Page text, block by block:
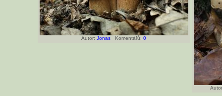
Autor: Jonas Komentářů: 0